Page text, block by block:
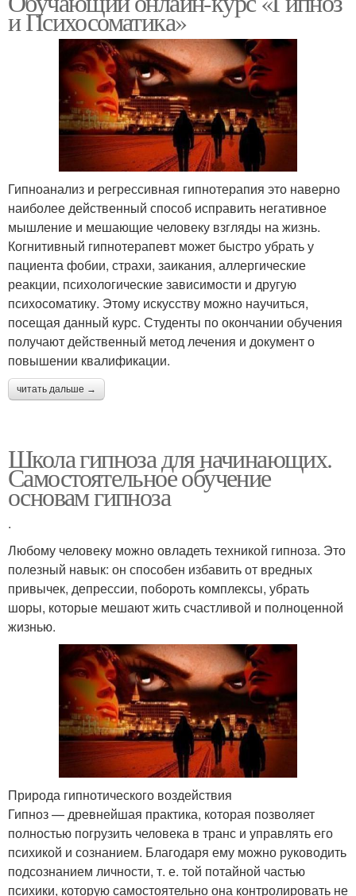
и Психосоматика»
Гипноанализ и регрессивная гипнотерапия это наверно
наиболее действенный способ исправить негативное
мышление и мешающие человеку взгляды на жизнь.
Когнитивный гипнотерапевт может быстро убрать у
пациента фобии, страхи, заикания, аллергические
реакции, психологические зависимости и другую
психосоматику. Этому искусству можно научиться,
посещая данный курс. Студенты по окончании обучения
получают действенный метод лечения и документ о
повышении квалификации.
читать дальше →
Школа гипноза для начинающих.
Самостоятельное обучение
основам гипноза
.
Любому человеку можно овладеть техникой гипноза. Это
полезный навык: он способен избавить от вредных
привычек, депрессии, побороть комплексы, убрать
шоры, которые мешают жить счастливой и полноценной
жизнью.
Природа гипнотического воздействия
Гипноз — древнейшая практика, которая позволяет
полностью погрузить человека в транс и управлять его
психикой и сознанием. Благодаря ему можно руководить
подсознанием личности, т. е. той потайной частью
психики, которую самостоятельно она контролировать не